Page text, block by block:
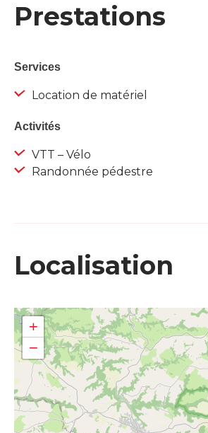
Prestations
Services
Location de matériel
Activités
VTT – Vélo
Randonnée pédestre
Localisation
+
−